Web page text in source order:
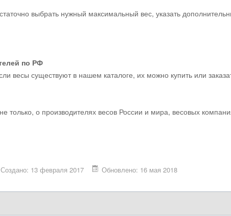
выбрать нужный максимальный вес, указать
по РФ
существуют в нашем каталоге, их можно купить или
о производителях весов России и мира, весовых
Создано: 13 февраля 2017 Обновлено: 16 мая 2018